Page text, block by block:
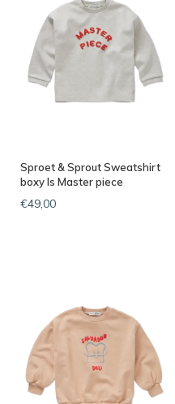
Sproet & Sprout Sweatshirt
boxy ls Master piece
€49,00